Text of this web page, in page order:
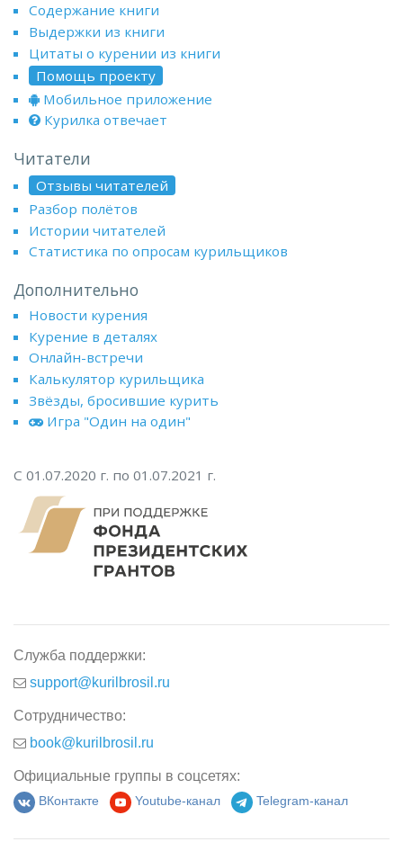
Содержание книги
Выдержки из книги
Цитаты о курении из книги
Помощь проекту
Мобильное приложение
Курилка отвечает
Читатели
Отзывы читателей
Разбор полётов
Истории читателей
Статистика по опросам курильщиков
Дополнительно
Новости курения
Курение в деталях
Онлайн-встречи
Калькулятор курильщика
Звёзды, бросившие курить
Игра "Один на один"
С 01.07.2020 г. по 01.07.2021 г.
Служба поддержки:
support@kurilbrosil.ru
Сотрудничество:
book@kurilbrosil.ru
Официальные группы в соцсетях:
ВКонтакте Youtube-канал Telegram-канал